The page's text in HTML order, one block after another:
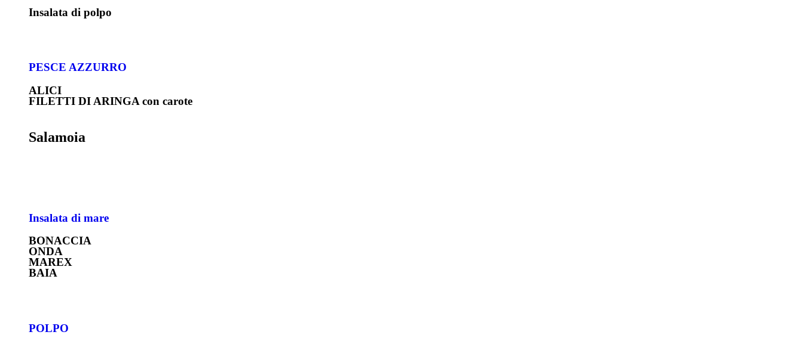
Insalata di polpo
PESCE AZZURRO
ALICI
FILETTI DI ARINGA con carote
Salamoia
Insalata di mare
BONACCIA
ONDA
MAREX
BAIA
POLPO